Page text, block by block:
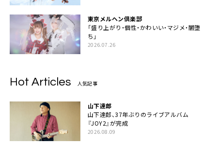
東京メルヘン倶楽部
「盛り上がり・個性・かわいい・マジメ・闇堕
ち」
2026.07.26
Hot Articles 人気記事
山下達郎
山下達郎、37年ぶりのライブアルバム
『JOY2』が完成
2026.08.09